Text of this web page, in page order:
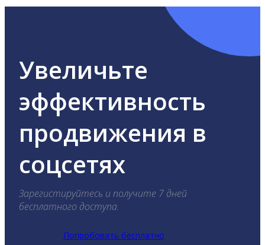
Увеличьте
эффективность
продвижения в
соцсетях
Зарегистируйтесь и получите 7 дней
бесплатного доступа.
Попробовать бесплатно